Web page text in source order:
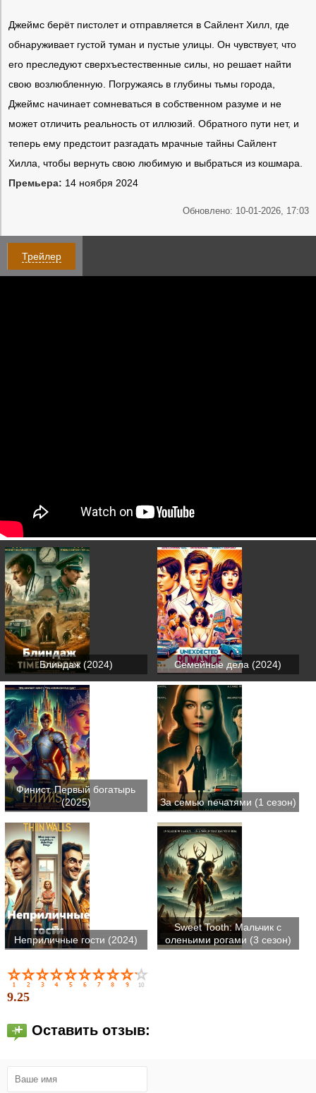
Джеймс берёт пистолет и отправляется в Сайлент Хилл, где
обнаруживает густой туман и пустые улицы. Он чувствует, что
его преследуют сверхъестественные силы, но решает найти
свою возлюбленную. Погружаясь в глубины тьмы города,
Джеймс начинает сомневаться в собственном разуме и не
может отличить реальность от иллюзий. Обратного пути нет, и
теперь ему предстоит разгадать мрачные тайны Сайлент
Хилла, чтобы вернуть свою любимую и выбраться из кошмара.
Премьера: 14 ноября 2024
Обновлено: 10-01-2026, 17:03
Трейлер
Блиндаж (2024) Семейные дела (2024)
Финист. Первый богатырь
(2025)
За семью печатями (1 сезон)
Неприличные гости (2024)
Sweet Tooth: Мальчик с
оленьими рогами (3 сезон)
9.25
Оставить отзыв: